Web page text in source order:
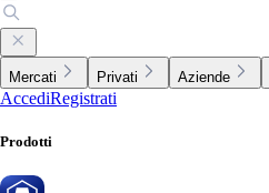
Mercati Privati Aziende
AccediRegistrati
Prodotti